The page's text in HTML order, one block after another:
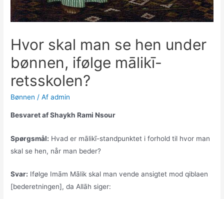
Hvor skal man se hen under
bønnen, ifølge mālikī-
retsskolen?
Bønnen / Afadmin
Besvaret af Shaykh Rami Nsour
Spørgsmål: Hvad er mālikī-standpunktet i forhold til hvor man
skal se hen, når man beder?
Svar: Ifølge Imām Mālik skal man vende ansigtet mod qiblaen
[bederetningen], da Allāh siger: